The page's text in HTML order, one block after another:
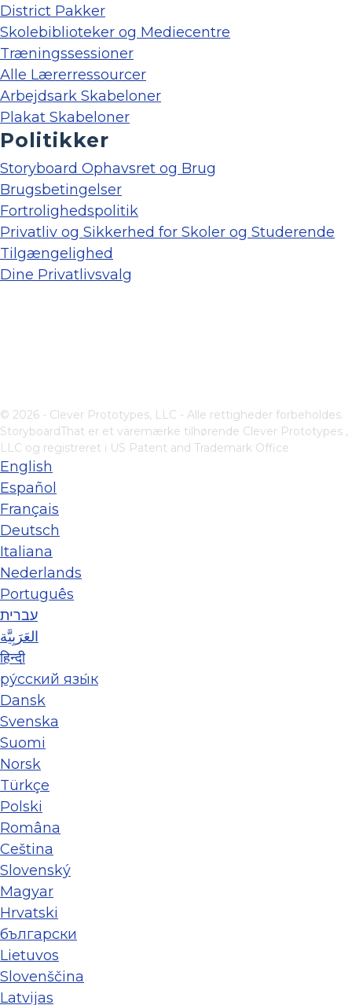
District Pakker
Skolebiblioteker og Mediecentre
Træningssessioner
Alle Lærerressourcer
Arbejdsark Skabeloner
Plakat Skabeloner
Politikker
Storyboard Ophavsret og Brug
Brugsbetingelser
Fortrolighedspolitik
Privatliv og Sikkerhed for Skoler og Studerende
Tilgængelighed
Dine Privatlivsvalg
© 2026 - Clever Prototypes, LLC - Alle rettigheder forbeholdes.
StoryboardThat er et varemærke tilhørende Clever Prototypes ,
LLC og registreret i US Patent and Trademark Office
English
Español
Français
Deutsch
Italiana
Nederlands
Português
עברית
العَرَبِيَّة
हिन्दी
ру́сский язы́к
Dansk
Svenska
Suomi
Norsk
Türkçe
Polski
Româna
Ceština
Slovenský
Magyar
Hrvatski
български
Lietuvos
Slovenščina
Latvijas